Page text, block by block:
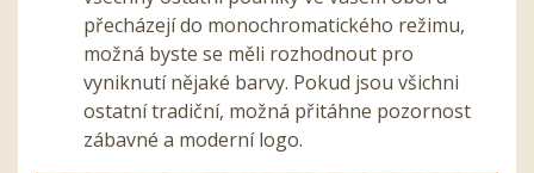
přecházejí do monochromatického režimu,
možná byste se měli rozhodnout pro
vyniknutí nějaké barvy. Pokud jsou všichni
ostatní tradiční, možná přitáhne pozornost
zábavné a moderní logo.